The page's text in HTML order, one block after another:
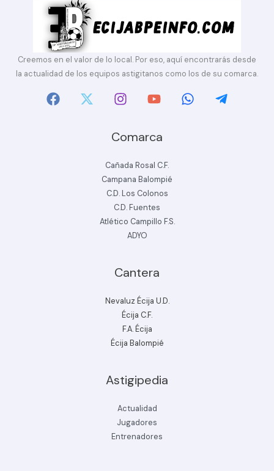
Creemos en el valor de lo local. Por eso, aquí encontrarás desde
la actualidad de los equipos astigitanos como los de su comarca.
Comarca
Cañada Rosal C.F.
Campana Balompié
C.D. Los Colonos
C.D. Fuentes
Atlético Campillo F.S.
ADYO
Cantera
Nevaluz Écija U.D.
Écija C.F.
F.A. Écija
Écija Balompié
Astigipedia
Actualidad
Jugadores
Entrenadores